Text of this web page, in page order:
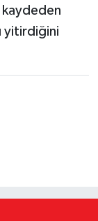
kaydeden
yitirdiğini